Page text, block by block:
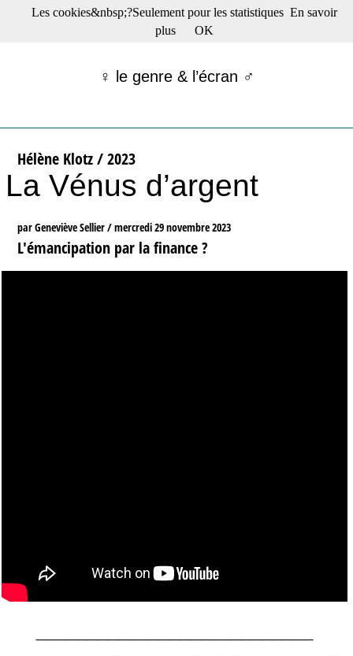
☰ Menu
Films récents
Tribunes
Bloc-notes
Archives
S’abonner à la Lettre !
♀ le genre & l’écran ♂
Hélène Klotz / 2023
La Vénus d’argent
par Geneviève Sellier /mercredi 29 novembre 2023
L'émancipation par la finance ?
Les cookies&nbsp;?Seulement pour les statistiques En savoir
plus
OK